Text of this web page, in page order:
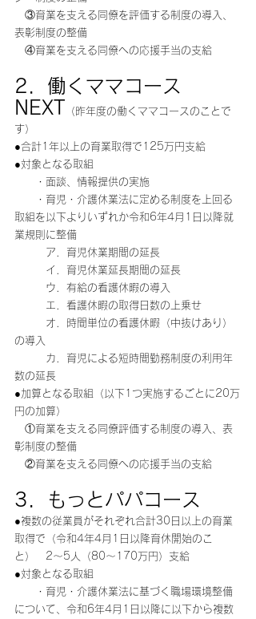
③育業を支える同僚を評価する制度の導入、
表彰制度の整備
④育業を支える同僚への応援手当の支給
2．働くママコース
NEXT （昨年度の働くママコースのことで
す）
●合計1年以上の育業取得で125万円支給
●対象となる取組
・面談、情報提供の実施
・育児・介護休業法に定める制度を上回る
取組を以下よりいずれか令和6年4月1日以降就
業規則に整備
ア．育児休業期間の延長
イ．育児休業延長期間の延長
ウ．有給の看護休暇の導入
エ．看護休暇の取得日数の上乗せ
オ．時間単位の看護休暇（中抜けあり）
の導入
カ．育児による短時間勤務制度の利用年
数の延長
●加算となる取組（以下1つ実施するごとに20万
円の加算）
①育業を支える同僚評価する制度の導入、表
彰制度の整備
②育業を支える同僚への応援手当の支給
3．もっとパパコース
●複数の従業員がそれぞれ合計30日以上の育業
取得で（令和4年4月1日以降育休開始のこ
と）　2～5人（80～170万円）支給
●対象となる取組
・育児・介護休業法に基づく職場環境整備
について、令和6年4月1日以降に以下から複数